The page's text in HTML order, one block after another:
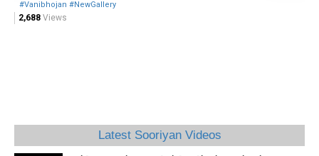
#Vanibhojan #NewGallery
2,688 Views
Latest Sooriyan Videos